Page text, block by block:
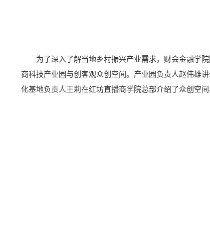
为了深入了解当地乡村振兴产业需求，财会金融学
商科技产业园与创客观众创空间。产业园负责人赵伟雄
化基地负责人王莉在红坊直播商学院总部介绍了众创空